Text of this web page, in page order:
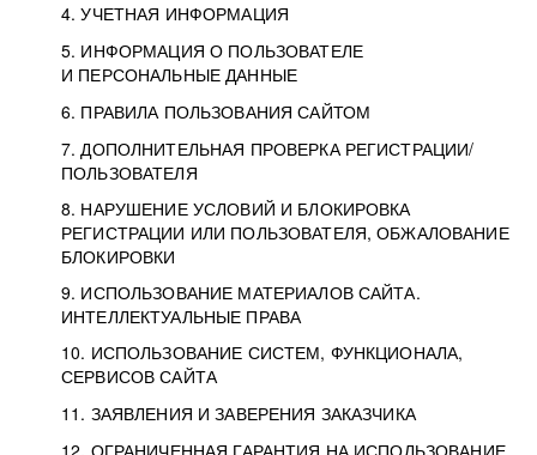
4. УЧЕТНАЯ ИНФОРМАЦИЯ
5. ИНФОРМАЦИЯ О ПОЛЬЗОВАТЕЛЕ
И ПЕРСОНАЛЬНЫЕ ДАННЫЕ
6. ПРАВИЛА ПОЛЬЗОВАНИЯ САЙТОМ
7. ДОПОЛНИТЕЛЬНАЯ ПРОВЕРКА РЕГИСТРАЦИИ/
ПОЛЬЗОВАТЕЛЯ
8. НАРУШЕНИЕ УСЛОВИЙ И БЛОКИРОВКА
РЕГИСТРАЦИИ ИЛИ ПОЛЬЗОВАТЕЛЯ, ОБЖАЛОВАНИЕ
БЛОКИРОВКИ
9. ИСПОЛЬЗОВАНИЕ МАТЕРИАЛОВ САЙТА.
ИНТЕЛЛЕКТУАЛЬНЫЕ ПРАВА
10. ИСПОЛЬЗОВАНИЕ СИСТЕМ, ФУНКЦИОНАЛА,
СЕРВИСОВ САЙТА
11. ЗАЯВЛЕНИЯ И ЗАВЕРЕНИЯ ЗАКАЗЧИКА
12. ОГРАНИЧЕННАЯ ГАРАНТИЯ НА ИСПОЛЬЗОВАНИЕ